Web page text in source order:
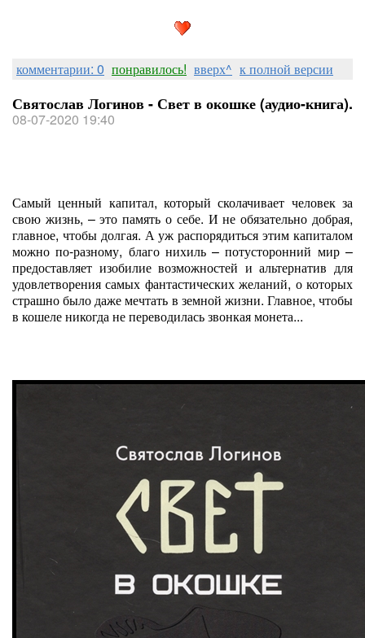
комментарии: 0 понравилось! вверх^ к полной версии
Святослав Логинов - Свет в окошке (аудио-книга).
08-07-2020 19:40
Самый ценный капитал, который сколачивает человек за
свою жизнь, – это память о себе. И не обязательно добрая,
главное, чтобы долгая. А уж распорядиться этим капиталом
можно по-разному, благо нихиль – потусторонний мир –
предоставляет изобилие возможностей и альтернатив для
удовлетворения самых фантастических желаний, о которых
страшно было даже мечтать в земной жизни. Главное, чтобы
в кошеле никогда не переводилась звонкая монета...